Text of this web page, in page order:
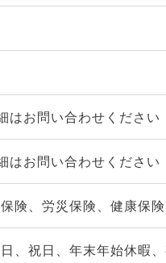
はお問い合わせください
はお問い合わせください
険、労災保険、健康保
、祝日、年末年始休暇